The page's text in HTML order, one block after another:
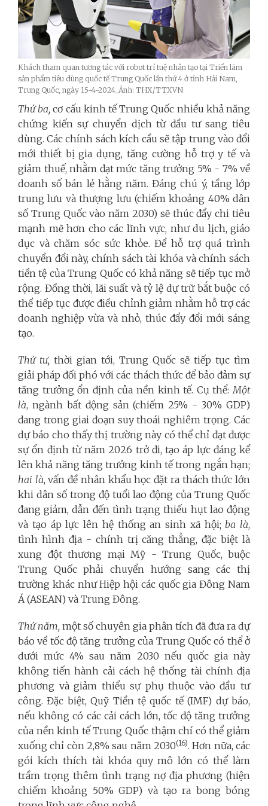
Khách tham quan tương tác với robot trí tuệ nhân tạo tại Triển lãm
sản phẩm tiêu dùng quốc tế Trung Quốc lần thứ 4 ở tỉnh Hải Nam,
Trung Quốc, ngày 15-4-2024_Ảnh: THX/TTXVN
Thứ ba, cơ cấu kinh tế Trung Quốc nhiều khả năng
chứng kiến sự chuyển dịch từ đầu tư sang tiêu
dùng. Các chính sách kích cầu sẽ tập trung vào đổi
mới thiết bị gia dụng, tăng cường hỗ trợ y tế và
giảm thuế, nhằm đạt mức tăng trưởng 5% - 7% về
doanh số bán lẻ hằng năm. Đáng chú ý, tầng lớp
trung lưu và thượng lưu (chiếm khoảng 40% dân
số Trung Quốc vào năm 2030) sẽ thúc đẩy chi tiêu
mạnh mẽ hơn cho các lĩnh vực, như du lịch, giáo
dục và chăm sóc sức khỏe. Để hỗ trợ quá trình
chuyển đổi này, chính sách tài khóa và chính sách
tiền tệ của Trung Quốc có khả năng sẽ tiếp tục mở
rộng. Đồng thời, lãi suất và tỷ lệ dự trữ bắt buộc có
thể tiếp tục được điều chỉnh giảm nhằm hỗ trợ các
doanh nghiệp vừa và nhỏ, thúc đẩy đổi mới sáng
tạo.
Thứ tư, thời gian tới, Trung Quốc sẽ tiếp tục tìm
giải pháp đối phó với các thách thức để bảo đảm sự
tăng trưởng ổn định của nền kinh tế. Cụ thể:Một
là, ngành bất động sản (chiếm 25% - 30% GDP)
đang trong giai đoạn suy thoái nghiêm trọng. Các
dự báo cho thấy thị trường này có thể chỉ đạt được
sự ổn định từ năm 2026 trở đi, tạo áp lực đáng kể
lên khả năng tăng trưởng kinh tế trong ngắn hạn;
hai là, vấn đề nhân khẩu học đặt ra thách thức lớn
khi dân số trong độ tuổi lao động của Trung Quốc
đang giảm, dẫn đến tình trạng thiếu hụt lao động
và tạo áp lực lên hệ thống an sinh xã hội;ba là,
tình hình địa - chính trị căng thẳng, đặc biệt là
xung đột thương mại Mỹ - Trung Quốc, buộc
Trung Quốc phải chuyển hướng sang các thị
trường khác như Hiệp hội các quốc gia Đông Nam
Á (ASEAN) và Trung Đông.
Thứ năm, một số chuyên gia phân tích đã đưa ra dự
báo về tốc độ tăng trưởng của Trung Quốc có thể ở
dưới mức 4% sau năm 2030 nếu quốc gia này
không tiến hành cải cách hệ thống tài chính địa
phương và giảm thiểu sự phụ thuộc vào đầu tư
công. Đặc biệt, Quỹ Tiền tệ quốc tế (IMF) dự báo,
nếu không có các cải cách lớn, tốc độ tăng trưởng
của nền kinh tế Trung Quốc thậm chí có thể giảm
xuống chỉ còn 2,8% sau năm 2030(16). Hơn nữa, các
gói kích thích tài khóa quy mô lớn có thể làm
trầm trọng thêm tình trạng nợ địa phương (hiện
chiếm khoảng 50% GDP) và tạo ra bong bóng